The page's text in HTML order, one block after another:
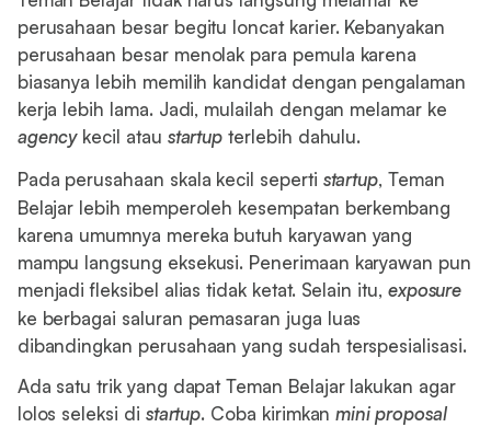
perusahaan besar begitu loncat karier. Kebanyakan
perusahaan besar menolak para pemula karena
biasanya lebih memilih kandidat dengan pengalaman
kerja lebih lama. Jadi, mulailah dengan melamar ke
agencykecil atau startup terlebih dahulu.
Pada perusahaan skala kecil seperti startup, Teman
Belajar lebih memperoleh kesempatan berkembang
karena umumnya mereka butuh karyawan yang
mampu langsung eksekusi. Penerimaan karyawan pun
menjadi fleksibel alias tidak ketat. Selain itu, exposure
ke berbagai saluran pemasaran juga luas
dibandingkan perusahaan yang sudah terspesialisasi.
Ada satu trik yang dapat Teman Belajar lakukan agar
lolos seleksi di startup. Coba kirimkanmini proposal